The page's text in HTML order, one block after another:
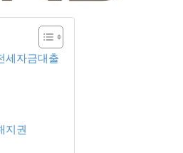
세자금대출
지권